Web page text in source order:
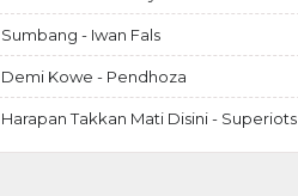
Sumbang - Iwan Fals
Demi Kowe - Pendhoza
Harapan Takkan Mati Disini - Superiots